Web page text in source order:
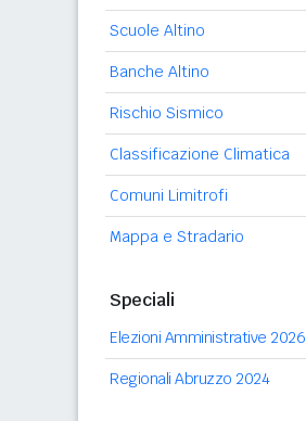
Scuole Altino
Banche Altino
Rischio Sismico
Classificazione Climatica
Comuni Limitrofi
Mappa e Stradario
Speciali
Elezioni Amministrative 2026
Regionali Abruzzo 2024